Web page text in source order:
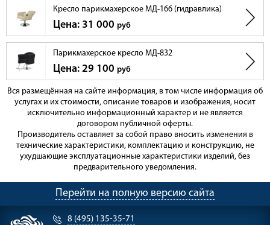
Кресло парикмахерское МД-166 (гидравлика)
Цена: 31 000 руб
Парикмахерское кресло МД-832
Цена: 29 100 руб
Вся размещённая на сайте информация, в том числе информация об
услугах и их стоимости, описание товаров и изображения, носит
исключительно информационный характер и не является
договором публичной оферты.
Производитель оставляет за собой право вносить изменения в
технические характеристики, комплектацию и конструкцию, не
ухудшающие эксплуатационные характеристики изделий, без
предварительного уведомления.
Перейти на полную версию сайта
8 (495) 135-35-71